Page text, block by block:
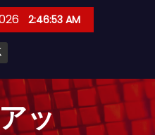
2:46:54 AM
ッ